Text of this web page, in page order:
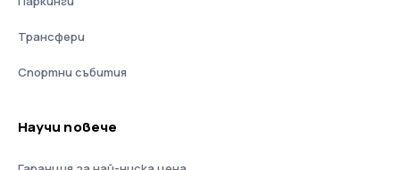
Трансфери
Спортни събития
Научи повече